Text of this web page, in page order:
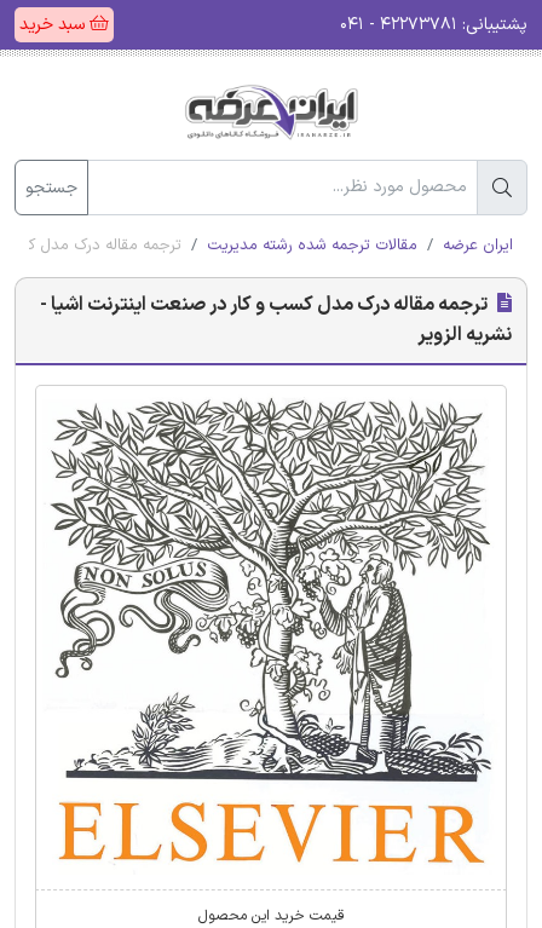
پشتیبانی: سبد خرید
جستجو
ایران عرضه مقالات ترجمه شده رشته مدیریت ترجمه مقاله درک مدل کسب
ترجمه مقاله درک مدل کسب و کار در صنعت اینترنت اشیا -
نشریه الزویر
قیمت خرید این محصول